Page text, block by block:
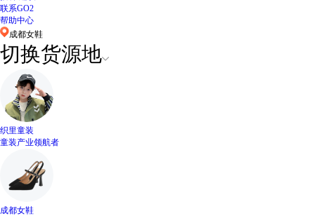
联系GO2
帮助中心
成都女鞋
切换货源地
织里童装
童装产业领航者
成都女鞋